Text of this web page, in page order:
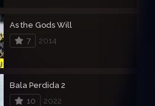
As the Gods Will
7
2014
Bala Perdida 2
10
2022